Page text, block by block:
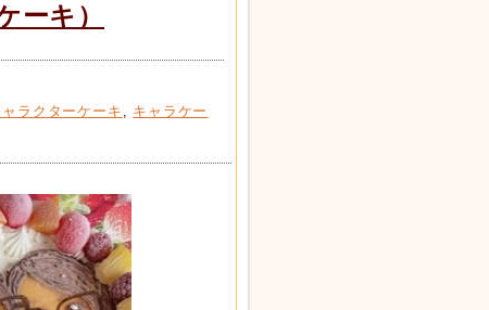
ーキ）
ャラクターケーキ , キャラケー